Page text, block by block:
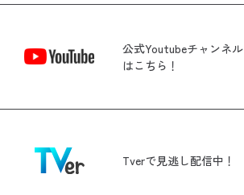
公式Youtubeチャンネル
はこちら！
Tverで見逃し配信中！